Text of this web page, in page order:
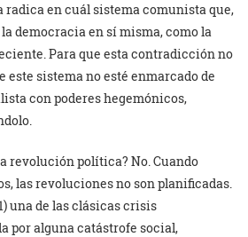
radica en cuál sistema comunista que,
democracia en sí misma, como la
Para que esta contradicción no
este sistema no esté enmarcado de
con poderes hegemónicos,
revolución política? No. Cuando
las revoluciones no son planificadas.
una de las clásicas crisis
por alguna catástrofe social,